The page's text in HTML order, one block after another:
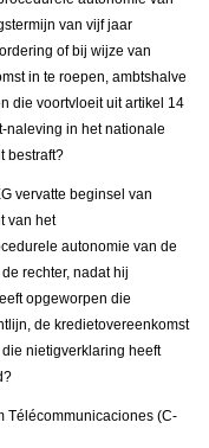
van vijf jaar
of bij wijze van
in te roepen, ambtshalve
die voortvloeit uit artikel 14
naleving in het nationale
bestraft?
vervatte beginsel van
van het
autonomie van de
rechter, nadat hij
opgeworpen die
de kredietovereenkomst
nietigverklaring heeft
Télécommunicaciones (C-